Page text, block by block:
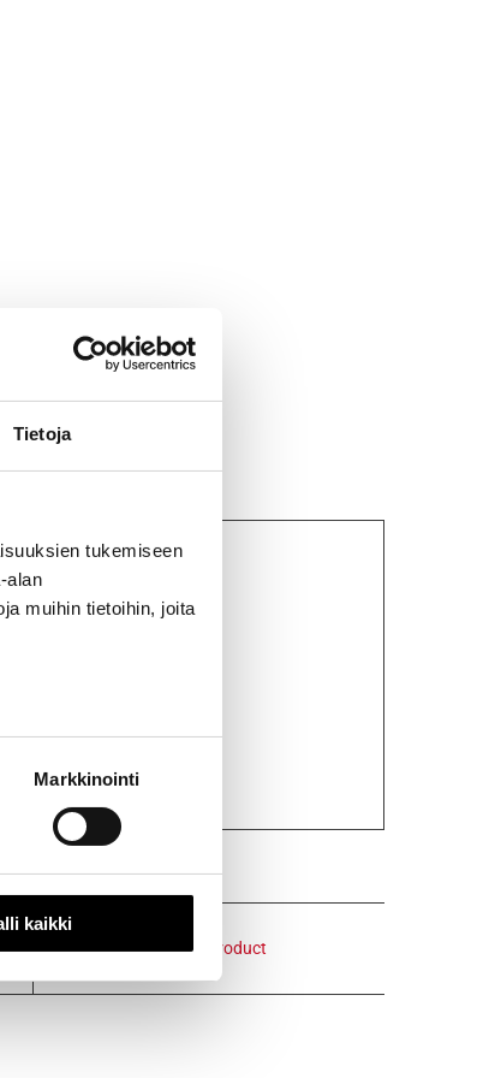
Tietoja
tukemiseen
alan
muihin tietoihin, joita
Markkinointi
kaikki
Email This Product